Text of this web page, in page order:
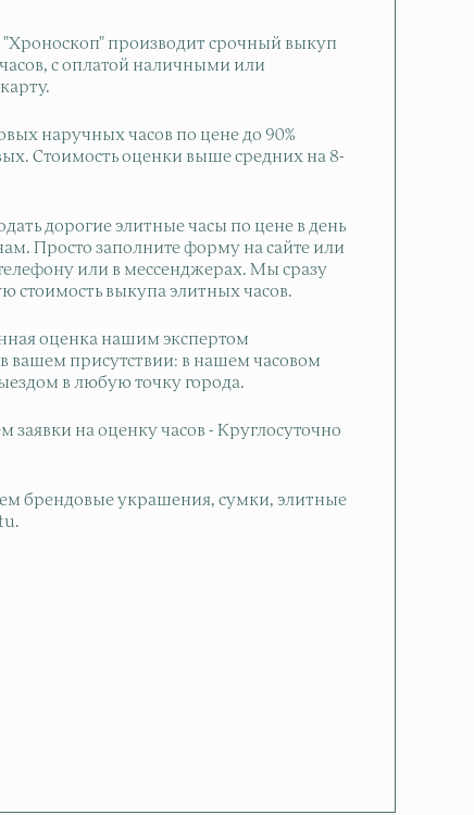
"Хроноскоп" производит срочный выкуп
с оплатой наличными или
наручных часов по цене до 90%
Стоимость оценки выше средних на 8-
дорогие элитные часы по цене в день
Просто заполните форму на сайте или
или в мессенджерах. Мы сразу
стоимость выкупа элитных часов.
оценка нашим экспертом
вашем присутствии: в нашем часовом
в любую точку города.
на оценку часов - Круглосуточно
брендовые украшения, сумки, элитные